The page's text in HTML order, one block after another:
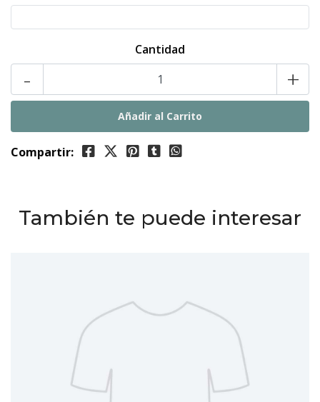
Cantidad
- +
Compartir:
También te puede interesar